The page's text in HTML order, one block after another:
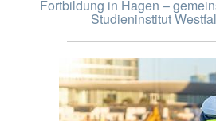
Fortbildung in Hagen –
Studieninstitut